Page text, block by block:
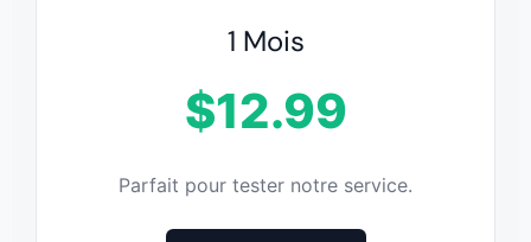
1 Mois
$12.99
Parfait pour tester notre service.